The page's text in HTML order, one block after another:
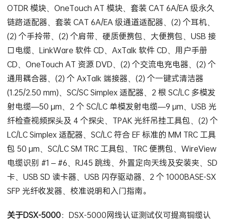
OTDR 模块、OneTouch AT 模块、套装 CAT 6A/EA 级永久
链路适配器、套装 CAT 6A/EA 级通道适配器、(2) 个耳机、
(2) 个手拎带、(2) 个肩带、硬质便携包、大便携包、USB 接
口电缆、LinkWare 软件 CD、AxTalk 软件 CD、用户手册
CD、OneTouch AT 资源 DVD、(2) 个交流电充电器、(2) 个
通用耦合器、(2) 个 AxTalk 端接器、(2) 个一键式清洁器
(1.25/2.50 mm)、SC/SC Simplex 适配器、2 根 SC/LC 多模发
射电缆—50 µm、2 个 SC/LC 单模发射电缆—9 µm、USB 光
纤检查视频探头及 4 个探尖、TPAK 光纤吊挂工具包、(2) 个
LC/LC Simplex 适配器、SC/LC 符合 EF 标准的 MM TRC 工具
包 50 µm、SC/LC SM TRC 工具包、TRC 便携包、WireView
电缆识别 #1 – #6、RJ45 跳线、外置定向天线及安装夹、SD
卡、USB SD 读卡器、USB 闪存驱动器、2 个 1000BASE-SX
SFP 光纤收发器、校准说明和入门指南。
关于DSX-5000：DSX-5000网线认证测试仪可提高铜缆认